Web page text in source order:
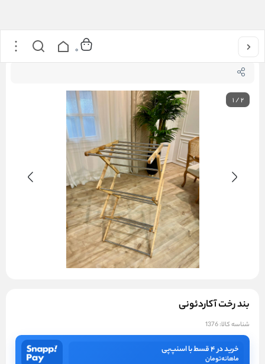
خانه 0
1/2
بند رخت آکاردئونی
شناسه کالا:1376
خرید در ۴ قسط با اسنپ‌پی
ماهانهتومان